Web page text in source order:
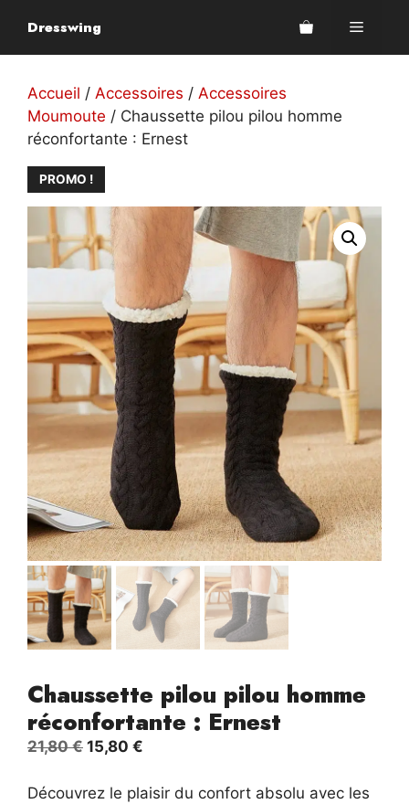
contenu
Dresswing Menu
Accueil / Accessoires / Accessoires
Moumoute / Chaussette pilou pilou homme
réconfortante : Ernest
PROMO !
Chaussette pilou pilou homme
réconfortante : Ernest
21,80€ Le
initial
15,80 €
actuel
Découvrez le plaisir du confort absolu avec les